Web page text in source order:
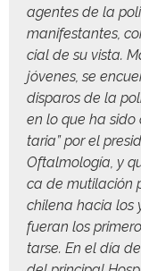
agentes de la
man­i­fes­tantes,
cial de su vista.
jóvenes, se
dis­paros de la
en lo que ha
taria” por el
Oftal­mología, y
ca de muti­lación
chile­na hacia los
fuer­an los
tarse. En el día